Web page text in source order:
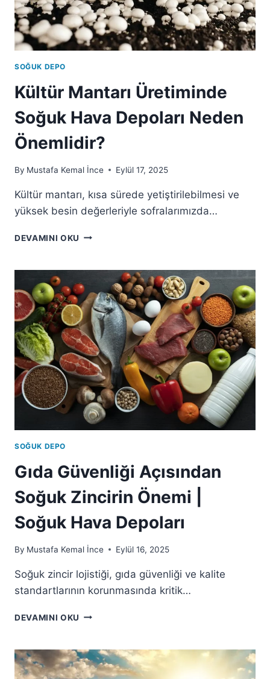
SOĞUK DEPO
Kültür Mantarı Üretiminde
Soğuk Hava Depoları Neden
Önemlidir?
By Mustafa Kemal İnce Eylül 17, 2025
Kültür mantarı, kısa sürede yetiştirilebilmesi ve
yüksek besin değerleriyle sofralarımızda…
DEVAMINI OKU
SOĞUK DEPO
Gıda Güvenliği Açısından
Soğuk Zincirin Önemi |
Soğuk Hava Depoları
By Mustafa Kemal İnce Eylül 16, 2025
Soğuk zincir lojistiği, gıda güvenliği ve kalite
standartlarının korunmasında kritik…
DEVAMINI OKU